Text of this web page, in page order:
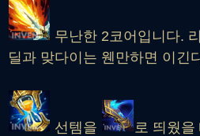
무난한 2코어입니다.
딜과 맞다이는 웬만하면 이긴
선템을
로 띄웠